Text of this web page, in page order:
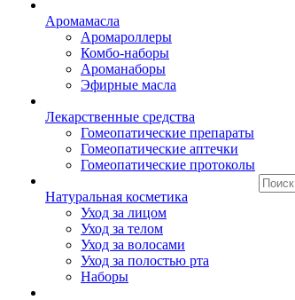
Аромамасла
Аромароллеры
Комбо-наборы
Ароманаборы
Эфирные масла
Лекарственные средства
Гомеопатические препараты
Гомеопатические аптечки
Гомеопатические протоколы
Натуральная косметика
Уход за лицом
Уход за телом
Уход за волосами
Уход за полостью рта
Наборы